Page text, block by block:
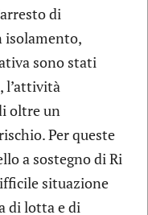
di
isolamento,
sono stati
l’attività
oltre un
Per queste
a sostegno di Ri
situazione
di lotta e di